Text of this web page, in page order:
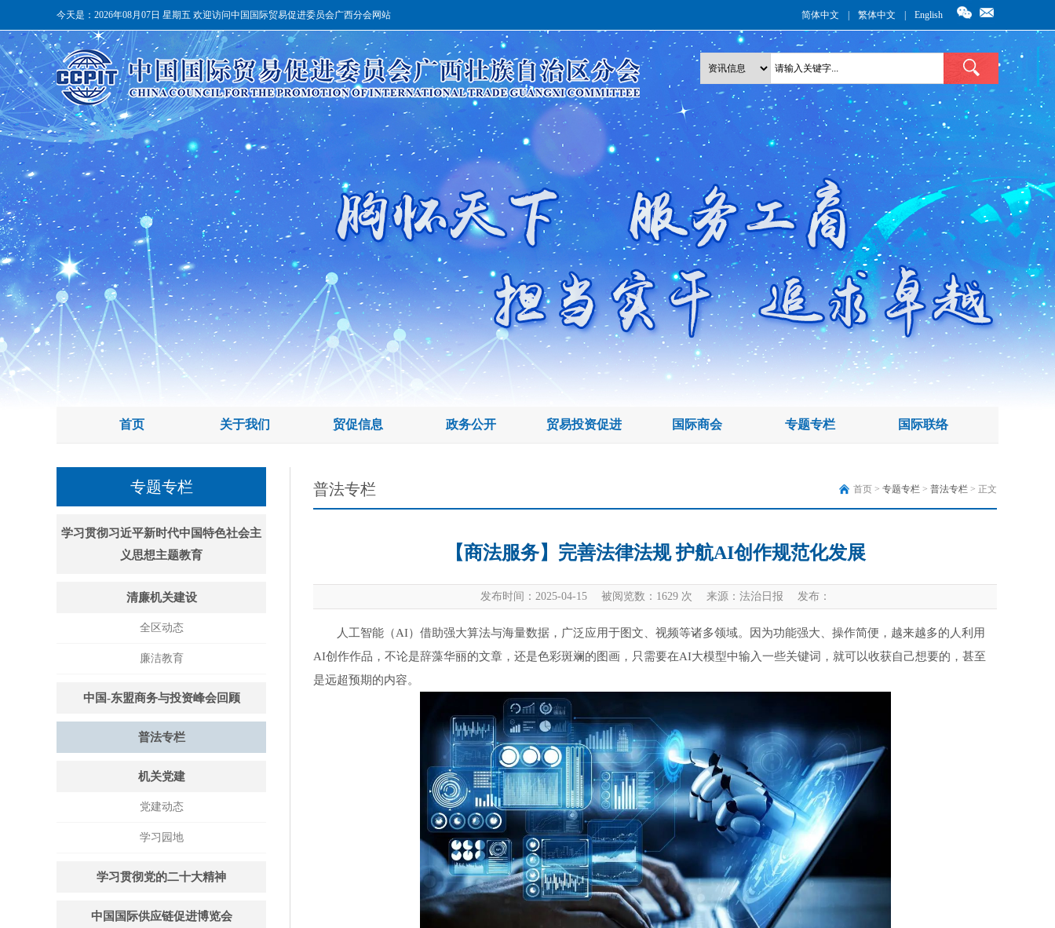
简体中文 繁体中文 English
今天是： 2026年08月07日 星期五 欢迎访问中国国际贸易促进委员会广西分会网站
首页 关于我们 贸促信息 政务公开 贸易投资促进 国际商会 专题专栏 国际联络
专题专栏
学习贯彻习近平新时代中国特色社会主
义思想主题教育
清廉机关建设
全区动态
廉洁教育
中国-东盟商务与投资峰会回顾
普法专栏
机关党建
党建动态
学习园地
学习贯彻党的二十大精神
中国国际供应链促进博览会
首页 > 专题专栏 > 普法专栏 > 正文
普法专栏
【商法服务】完善法律法规 护航AI创作规范化发展
发布时间：2025-04-15 被阅览数： 1629次 来源：法治日报 发布：
人工智能（AI）借助强大算法与海量数据，广泛应用于图文、视频等诸多领域。因为功能强大、操作简便，越来越多的人利用
AI创作作品，不论是辞藻华丽的文章，还是色彩斑斓的图画，只需要在AI大模型中输入一些关键词，就可以收获自己想要的，甚至
是远超预期的内容。